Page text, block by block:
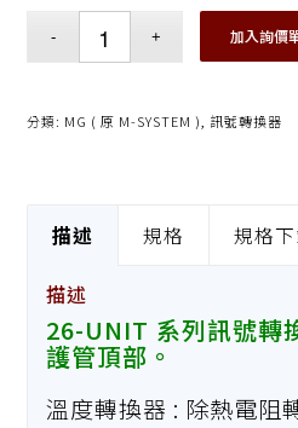
加入詢價
分類: MG ( 原 M-SYSTEM ) 訊號轉換器
描述 規格 規格
描述
26-UNIT 系列訊號轉
護管頂部。
溫度轉換器 : 除熱電阻